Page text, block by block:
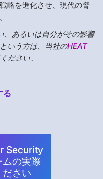
略を進化させ、現代の脅
、あるいは自分がその影響
いう方は、当社のHEAT
ださい。
る
Security
ムの実際
ださい